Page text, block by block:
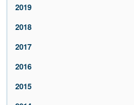
2019
2018
2017
2016
2015